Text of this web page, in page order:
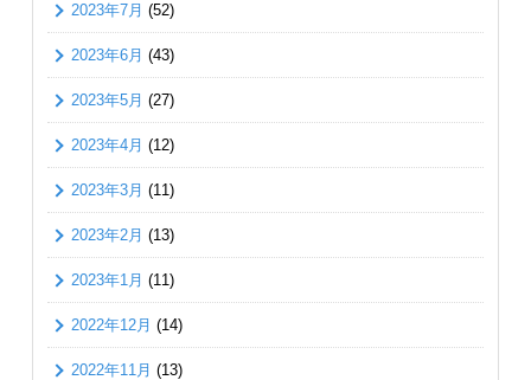
2023年7月 (52)
2023年6月 (43)
2023年5月 (27)
2023年4月 (12)
2023年3月 (11)
2023年2月 (13)
2023年1月 (11)
2022年12月 (14)
2022年11月 (13)